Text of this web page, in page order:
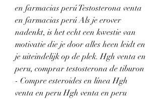
en farmacias perú Testosterona venta
en farmacias perú Als je erover
nadenkt, is het echt een kwestie van
motivatie die je door alles heen leidt en
je uiteindelijk op de plek. Hgh venta en
peru, comprar testosterona de tiburon
- Compre esteroides en línea Hgh
venta en peru Hgh venta en peru